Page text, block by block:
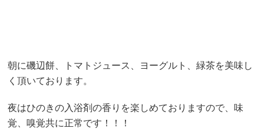
朝に磯辺餅、トマトジュース、ヨーグルト、緑茶を美味し
く頂いております。
夜はひのきの入浴剤の香りを楽しめておりますので、味
覚、嗅覚共に正常です！！！